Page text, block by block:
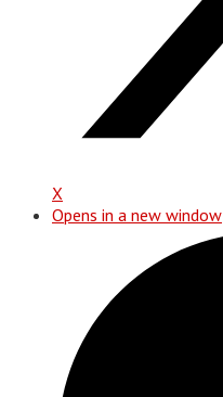
X
Opens in a new window